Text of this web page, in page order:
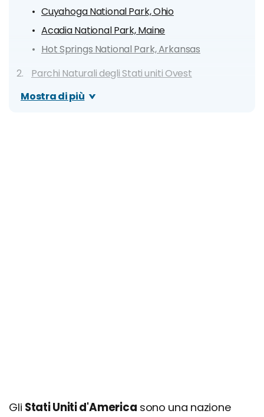
Cuyahoga National Park, Ohio
Acadia National Park, Maine
Hot Springs National Park, Arkansas
Parchi Naturali degli Stati uniti Ovest
Grand Canyon National Park, Arizona
Mostra di più
Gli Stati Uniti d'America sono una nazione